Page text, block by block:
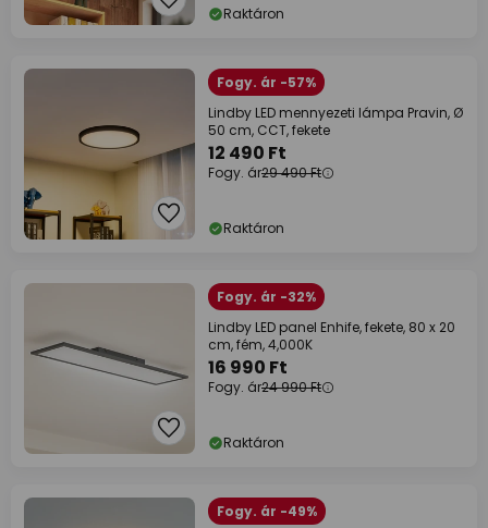
Raktáron
Fogy. ár -57%
Lindby LED mennyezeti lámpa Pravin, Ø
50 cm, CCT, fekete
12 490 Ft
Fogy. ár29 490 Ft
Raktáron
Fogy. ár -32%
Lindby LED panel Enhife, fekete, 80 x 20
cm, fém, 4,000K
16 990 Ft
Fogy. ár24 990 Ft
Raktáron
Fogy. ár -49%